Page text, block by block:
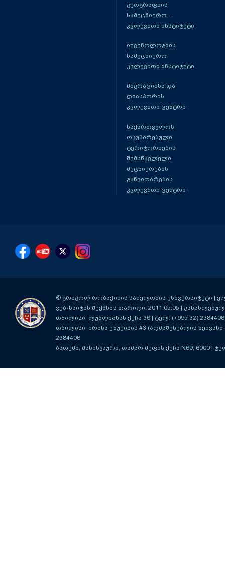
გეოგრაფიის
სამეცნიერო -
კვლევითი ინსტიტუტი
იუვენოლოგიის
სამეცნიერო
კვლევითი ინსტიტუტი
მიგრაციისა და
დიასპორის
კვლევითი ცენტრი
საქართველოს
ოკუპირებული
ტერიტორიების
შემსწავლელი
მეცნიერების
განვითარების
კვლევითი ცენტრი
© გრიგოლ რობაქიძის სახელობის უნივერსიტეტი |
ვებ-საიტის შექმნის თარიღი: 2011.05.05 |
თბილისი, ლუბლიანას ქუჩა 36 | ტელ: (+995 32)
თბილისი, ირინა ენუქიძის #3 (აღმაშენებლის ხეივანი
2384406
ბათუმი, მახინჯაური, თამარ მეფის ქუჩა N60; 6000 |